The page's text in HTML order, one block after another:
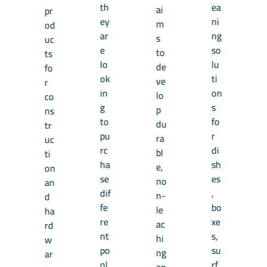
pr
od
uc
ts
fo
r
co
ns
tr
uc
ti
on
an
d
ha
rd
w
ar
th
ey
ar
e
lo
ok
in
g
to
pu
rc
ha
se
dif
fe
re
nt
po
ai
m
s
to
de
ve
lo
p
du
ra
bl
e,
no
n-
le
ac
hi
ng
ea
ni
ng
so
lu
ti
on
s
fo
r
di
sh
es
,
bo
xe
s,
su